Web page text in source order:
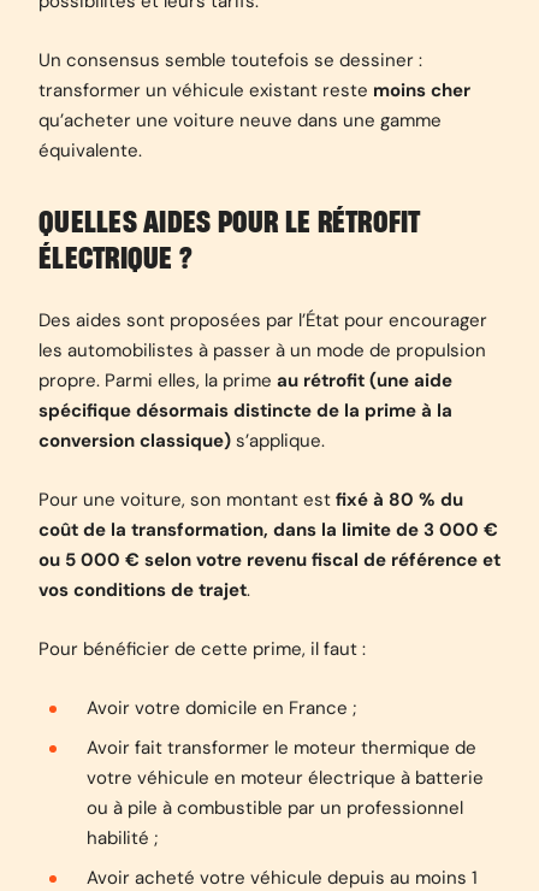
Un consensus semble toutefois se dessiner :
transformer un véhicule existant reste moins cher
qu’acheter une voiture neuve dans une gamme
équivalente.
QUELLES AIDES POUR LE RÉTROFIT
ÉLECTRIQUE ?
Des aides sont proposées par l’État pour encourager
les automobilistes à passer à un mode de propulsion
propre. Parmi elles, la prime au rétrofit (une aide
spécifique désormais distincte de la prime à la
conversion classique) s’applique.
Pour une voiture, son montant est fixé à 80 % du
coût de la transformation, dans la limite de 3 000 €
ou 5 000 € selon votre revenu fiscal de référence et
vos conditions de trajet.
Pour bénéficier de cette prime, il faut :
Avoir votre domicile en France ;
Avoir fait transformer le moteur thermique de
votre véhicule en moteur électrique à batterie
ou à pile à combustible par un professionnel
habilité ;
Avoir acheté votre véhicule depuis au moins 1